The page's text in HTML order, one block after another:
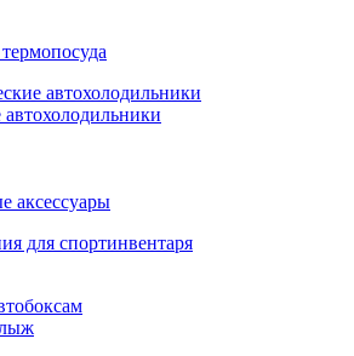
автохолодильники
аксессуары
для спортинвентаря